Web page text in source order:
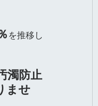
を推移し
濁防止
ませ